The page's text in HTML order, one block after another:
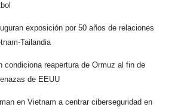
exposición por 50 años de relaciones
Tailandia
condiciona reapertura de Ormuz al fin de
de EEUU
en Vietnam a centrar ciberseguridad en